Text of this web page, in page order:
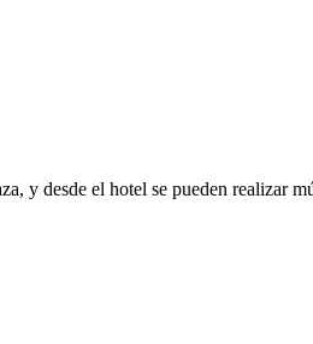
y desde el hotel se pueden realizar